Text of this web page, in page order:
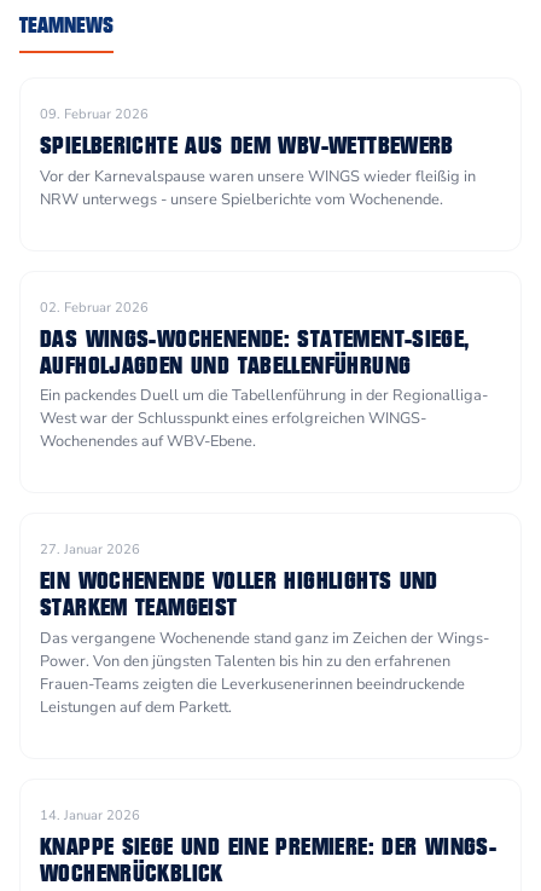
TEAMNEWS
09. Februar 2026
SPIELBERICHTE AUS DEM WBV-WETTBEWERB
Vor der Karnevalspause waren unsere WINGS wieder fleißig in
NRW unterwegs - unsere Spielberichte vom Wochenende.
02. Februar 2026
DAS WINGS-WOCHENENDE: STATEMENT-SIEGE,
AUFHOLJAGDEN UND TABELLENFÜHRUNG
Ein packendes Duell um die Tabellenführung in der Regionalliga-
West war der Schlusspunkt eines erfolgreichen WINGS-
Wochenendes auf WBV-Ebene.
27. Januar 2026
EIN WOCHENENDE VOLLER HIGHLIGHTS UND
STARKEM TEAMGEIST
Das vergangene Wochenende stand ganz im Zeichen der Wings-
Power. Von den jüngsten Talenten bis hin zu den erfahrenen
Frauen-Teams zeigten die Leverkusenerinnen beeindruckende
Leistungen auf dem Parkett.
14. Januar 2026
KNAPPE SIEGE UND EINE PREMIERE: DER WINGS-
WOCHENRÜCKBLICK